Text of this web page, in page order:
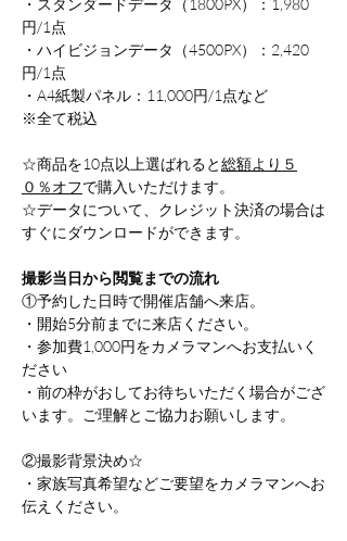
・スタンダードデータ（1800PX）：1,980
円/1点
・ハイビジョンデータ（4500PX）：2,420
円/1点
・A4紙製パネル：11,000円/1点など
※全て税込
☆商品を10点以上選ばれると総額より５
０％オフで購入いただけます。
☆データについて、クレジット決済の場合は
すぐにダウンロードができます。
撮影当日から閲覧までの流れ
①予約した日時で開催店舗へ来店。
・開始5分前までに来店ください。
・参加費1,000円をカメラマンへお支払いく
ださい
・前の枠がおしてお待ちいただく場合がござ
います。ご理解とご協力お願いします。
②撮影背景決め☆
・家族写真希望などご要望をカメラマンへお
伝えください。